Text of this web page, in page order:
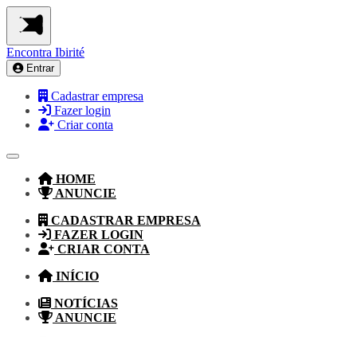
Encontra Ibirité
Entrar
Cadastrar empresa
Fazer login
Criar conta
HOME
ANUNCIE
CADASTRAR EMPRESA
FAZER LOGIN
CRIAR CONTA
INÍCIO
NOTÍCIAS
ANUNCIE